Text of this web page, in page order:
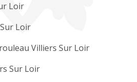
Loir
Loir
Villiers Sur Loir
Sur Loir